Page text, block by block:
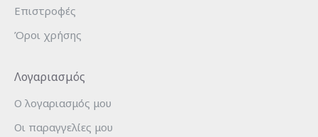
Επιστροφές
Όροι χρήσης
Λογαριασμός
Ο λογαριασμός μου
Οι παραγγελίες μου